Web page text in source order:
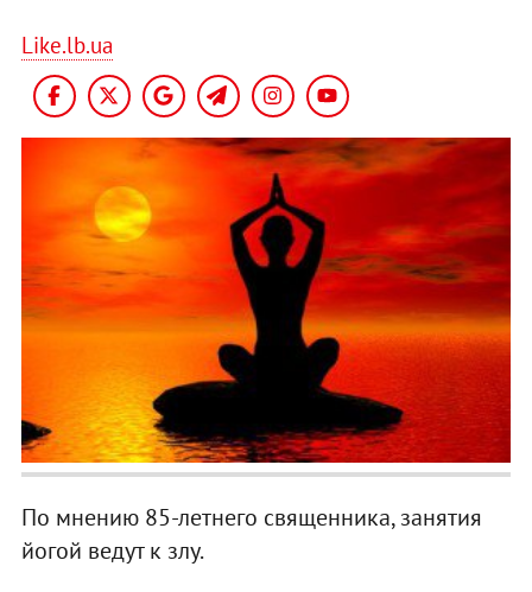
Like.lb.ua
По мнению 85-летнего священника, занятия
йогой ведут к злу.